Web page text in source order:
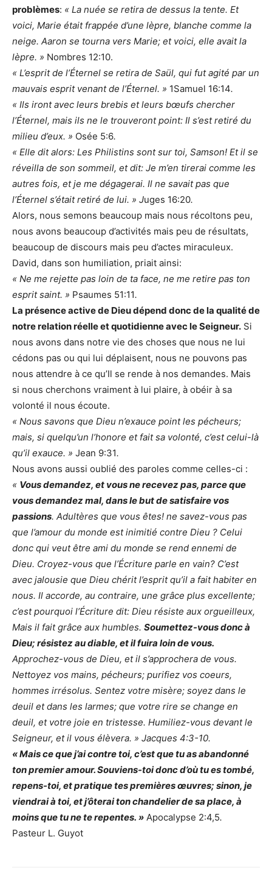
problèmes: « La nuée se retira de dessus la tente. Et
voici, Marie était frappée d’une lèpre, blanche comme la
neige. Aaron se tourna vers Marie; et voici, elle avait la
lèpre. » Nombres 12:10.
« L’esprit de l’Éternel se retira de Saül, qui fut agité par un
mauvais esprit venant de l’Éternel. » 1Samuel 16:14.
« Ils iront avec leurs brebis et leurs bœufs chercher
l’Éternel, mais ils ne le trouveront point: Il s’est retiré du
milieu d’eux. » Osée 5:6.
« Elle dit alors: Les Philistins sont sur toi, Samson! Et il se
réveilla de son sommeil, et dit: Je m’en tirerai comme les
autres fois, et je me dégagerai. Il ne savait pas que
l’Éternel s’était retiré de lui. » Juges 16:20.
Alors, nous semons beaucoup mais nous récoltons peu,
nous avons beaucoup d’activités mais peu de résultats,
beaucoup de discours mais peu d’actes miraculeux.
David, dans son humiliation, priait ainsi:
« Ne me rejette pas loin de ta face, ne me retire pas ton
esprit saint. » Psaumes 51:11.
La présence active de Dieu dépend donc de la qualité de
notre relation réelle et quotidienne avec le Seigneur. Si
nous avons dans notre vie des choses que nous ne lui
cédons pas ou qui lui déplaisent, nous ne pouvons pas
nous attendre à ce qu’Il se rende à nos demandes. Mais
si nous cherchons vraiment à lui plaire, à obéir à sa
volonté il nous écoute.
« Nous savons que Dieu n’exauce point les pécheurs;
mais, si quelqu’un l’honore et fait sa volonté, c’est celui-là
qu’il exauce. » Jean 9:31.
Nous avons aussi oublié des paroles comme celles-ci :
« Vous demandez, et vous ne recevez pas, parce que
vous demandez mal, dans le but de satisfaire vos
passions. Adultères que vous êtes! ne savez-vous pas
que l’amour du monde est inimitié contre Dieu ? Celui
donc qui veut être ami du monde se rend ennemi de
Dieu. Croyez-vous que l’Écriture parle en vain? C’est
avec jalousie que Dieu chérit l’esprit qu’il a fait habiter en
nous. Il accorde, au contraire, une grâce plus excellente;
c’est pourquoi l’Écriture dit: Dieu résiste aux orgueilleux,
Mais il fait grâce aux humbles. Soumettez-vous donc à
Dieu; résistez au diable, et il fuira loin de vous.
Approchez-vous de Dieu, et il s’approchera de vous.
Nettoyez vos mains, pécheurs; purifiez vos coeurs,
hommes irrésolus. Sentez votre misère; soyez dans le
deuil et dans les larmes; que votre rire se change en
deuil, et votre joie en tristesse. Humiliez-vous devant le
Seigneur, et il vous élèvera. » Jacques 4:3-10.
« Mais ce que j’ai contre toi, c’est que tu as abandonné
ton premier amour. Souviens-toi donc d’où tu es tombé,
repens-toi, et pratique tes premières œuvres; sinon, je
viendrai à toi, et j’ôterai ton chandelier de sa place, à
moins que tu ne te repentes. » Apocalypse 2:4,5.
Pasteur L. Guyot